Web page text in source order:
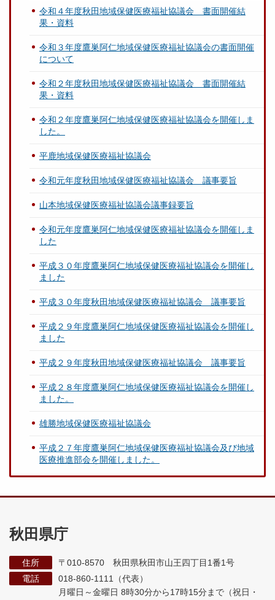
令和４年度秋田地域保健医療福祉協議会 書面開催結
果・資料
令和３年度鷹巣阿仁地域保健医療福祉協議会の書面開催
について
令和２年度秋田地域保健医療福祉協議会 書面開催結
果・資料
令和２年度鷹巣阿仁地域保健医療福祉協議会を開催しま
した。
平鹿地域保健医療福祉協議会
令和元年度秋田地域保健医療福祉協議会 議事要旨
山本地域保健医療福祉協議会議事録要旨
令和元年度鷹巣阿仁地域保健医療福祉協議会を開催しま
した
平成３０年度鷹巣阿仁地域保健医療福祉協議会を開催し
ました
平成３０年度秋田地域保健医療福祉協議会 議事要旨
平成２９年度鷹巣阿仁地域保健医療福祉協議会を開催し
ました
平成２９年度秋田地域保健医療福祉協議会 議事要旨
平成２８年度鷹巣阿仁地域保健医療福祉協議会を開催し
ました。
雄勝地域保健医療福祉協議会
平成２７年度鷹巣阿仁地域保健医療福祉協議会及び地域
医療推進部会を開催しました。
秋田県庁
住所
〒010-8570 秋田県秋田市山王四丁目1番1号
電話
018-860-1111（代表）
月曜日～金曜日 8時30分から17時15分まで （祝日・